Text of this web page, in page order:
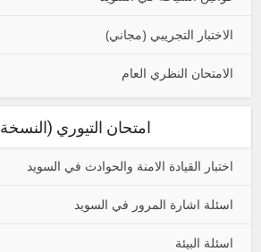
الاختبار التجريبي (مجاني)
الامتحان النظري العام
امتحان التيوري (النسخة 1.5)
اختبار القيادة الامنة والحوادث في السويد
اسئلة اشارة المرور في السويد
اسئلة البيئة